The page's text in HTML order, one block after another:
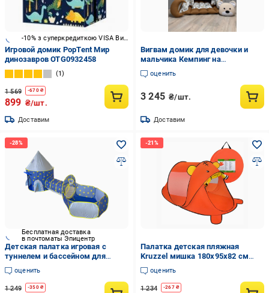
-10% з суперкредиткою VISA Вигода
Игровой домик PopTent Мир
динозавров OTG0932458
1
1 569 -670₴
899 ₴/шт.
Доставим
Вигвам домик для девочки и
мальчика Кемпинг на
коричневом 4 с матрасом
Бонбон полный комплект (1016/
оценить
3 245 ₴/шт.
Доставим
Бесплатная доставка
в почтоматы Эпицентр
Детская палатка игровая с
туннелем и бассейном для
шаров (401037)
оценить
1 249 -350₴
Палатка детская пляжная
Kruzzel мишка 180x95x82 см
самосборная
оценить
1 234 -267₴